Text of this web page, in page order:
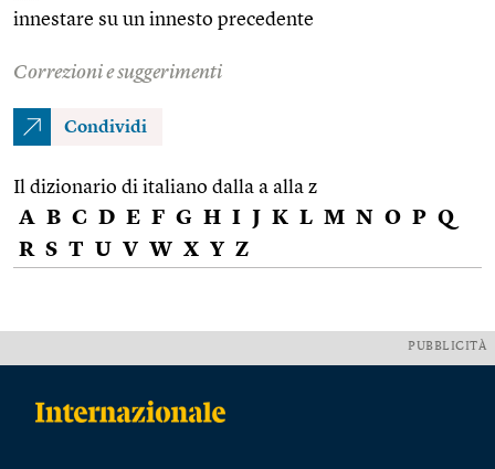
innestare su un innesto precedente
Correzioni e suggerimenti
Condividi
Il dizionario di italiano dalla a alla z
A B C D E F G H I J K L M N O P Q
R S T U V W X Y Z
PUBBLICITÀ